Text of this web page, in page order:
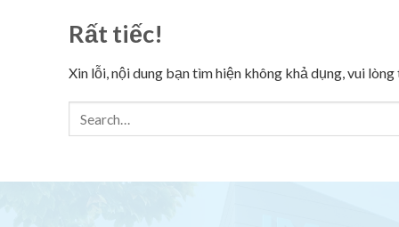
Rất tiếc!
Xin lỗi, nội dung bạn tìm hiện không khả dụng, vui